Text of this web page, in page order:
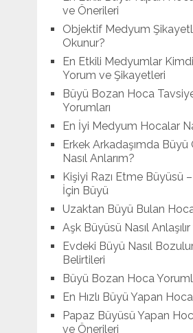
ve Önerileri
Objektif Medyum
Okunur?
En Etkili Medyumlar
Yorum ve Şikayetleri
Büyü Bozan Hoca
Yorumları
En İyi Medyum Hocalar
Erkek Arkadaşımda
Nasıl Anlarım?
Kişiyi Razı Etme Büyüsü
İçin Büyü
Uzaktan Büyü Bulan
Aşk Büyüsü Nasıl
Evdeki Büyü Nasıl
Belirtileri
Büyü Bozan Hoca
En Hızlı Büyü Yapan
Papaz Büyüsü Yapan
ve Önerileri